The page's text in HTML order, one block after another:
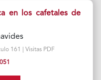
en los cafetales de
161 | Visitas PDF